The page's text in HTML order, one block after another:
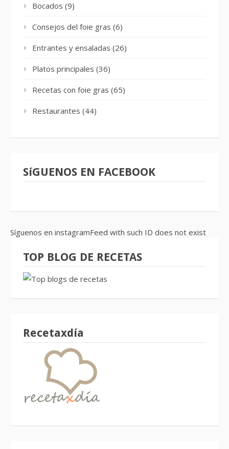
Bocados (9)
Consejos del foie gras (6)
Entrantes y ensaladas (26)
Platos principales (36)
Recetas con foie gras (65)
Restaurantes (44)
SíGUENOS EN FACEBOOK
Síguenos en instagramFeed with such ID does not exist
TOP BLOG DE RECETAS
Recetaxdía